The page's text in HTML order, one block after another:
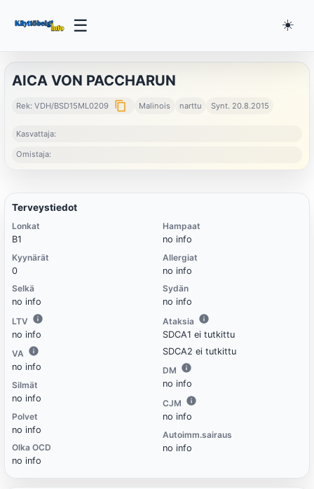
☰ ☀️
AICA VON PACCHARUN
Rek: VDH/BSD15ML0209 content_copy Malinois narttu Synt. 20.8.2015
Kasvattaja:
Omistaja:
Terveystiedot
Lonkat
B1
Kyynärät
0
Selkä
no info
LTV
no info
VA
no info
Silmät
no info
Polvet
no info
Olka OCD
no info
Hampaat
no info
Allergiat
no info
Sydän
no info
Ataksia
SDCA1 ei tutkittu
SDCA2 ei tutkittu
DM
no info
CJM
no info
Autoimm.sairaus
no info